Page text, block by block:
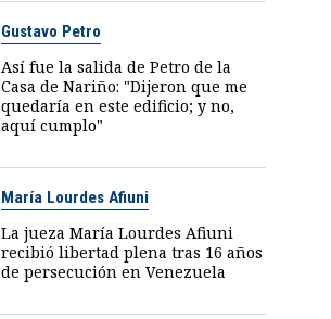
Gustavo Petro
Así fue la salida de Petro de la
Casa de Nariño: "Dijeron que me
quedaría en este edificio; y no,
aquí cumplo"
María Lourdes Afiuni
La jueza María Lourdes Afiuni
recibió libertad plena tras 16 años
de persecución en Venezuela